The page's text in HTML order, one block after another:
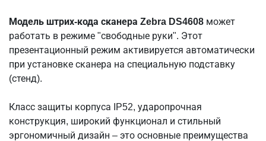
Модель штрих-кода сканера Zebra DS4608 может
работать в режиме "свободные руки". Этот
презентационный режим активируется автоматически
при установке сканера на специальную подставку
(стенд).
Класс защиты корпуса IP52, ударопрочная
конструкция, широкий функционал и стильный
эргономичный дизайн – это основные преимущества